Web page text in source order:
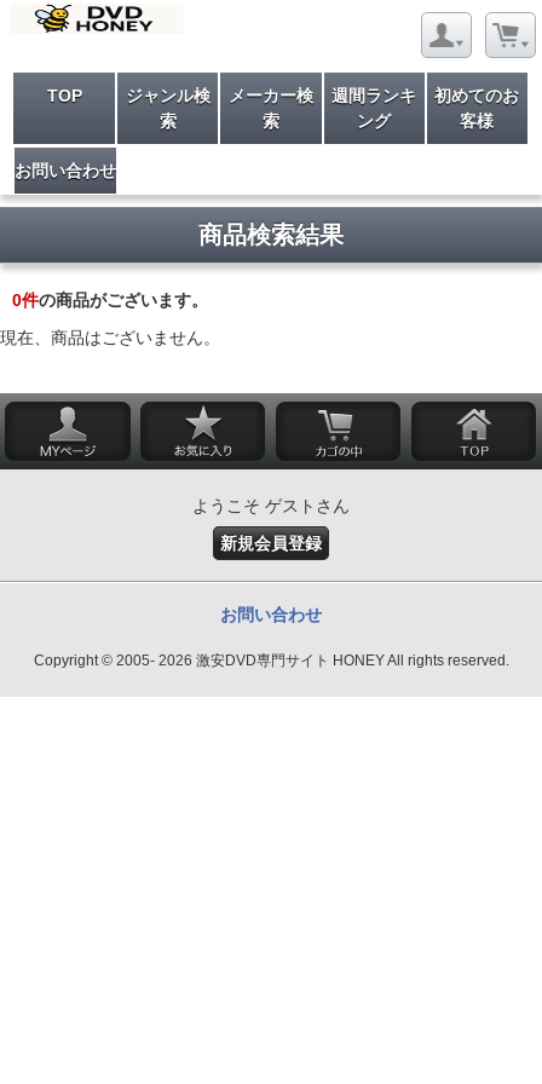
TOP
ジャンル検
索
メーカー検
索
週間ランキ
ング
初めてのお
客様
お問い合わせ
商品検索結果
0件の商品がございます。
現在、商品はございません。
ようこそ ゲストさん
新規会員登録
お問い合わせ
Copyright © 2005- 2026 激安DVD専門サイト HONEY All rights reserved.